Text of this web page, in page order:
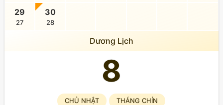
29
27
30
28
Dương Lịch
8
CHỦ NHẬT THÁNG CHÍN